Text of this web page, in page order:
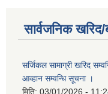
सार्वजनिक
सर्जिकल सामाग्री खरिद
आव्हान सम्वन्धि सूचना ।
मिति: 03/01/2026 -